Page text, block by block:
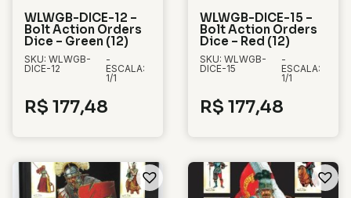
WLWGB-DICE-12 –
Bolt Action Orders
Dice – Green (12)
SKU: WLWGB-
DICE-12
-
ESCALA:
1/1
R$ 177,48
WLWGB-DICE-15 –
Bolt Action Orders
Dice – Red (12)
SKU: WLWGB-
DICE-15
-
ESCALA:
1/1
R$ 177,48